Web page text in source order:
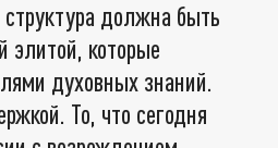
должна быть
элитой, которые
духовных знаний.
То, что сегодня